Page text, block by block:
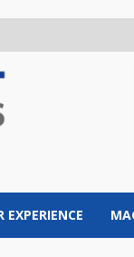
EXPERIENCE